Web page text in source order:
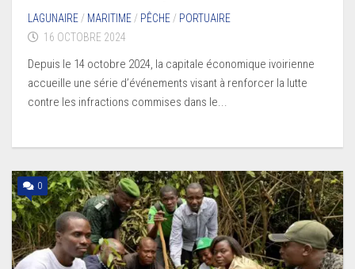
LAGUNAIRE / MARITIME / PÊCHE / PORTUAIRE
16 OCTOBRE 2024
Depuis le 14 octobre 2024, la capitale économique ivoirienne
accueille une série d’événements visant à renforcer la lutte
contre les infractions commises dans le...
0